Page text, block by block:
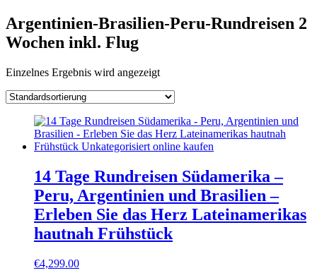
Argentinien-Brasilien-Peru-Rundreisen 2
Wochen inkl. Flug
Einzelnes Ergebnis wird angezeigt
14 Tage Rundreisen Südamerika –
Peru, Argentinien und Brasilien –
Erleben Sie das Herz Lateinamerikas
hautnah Frühstück
€4,299.00